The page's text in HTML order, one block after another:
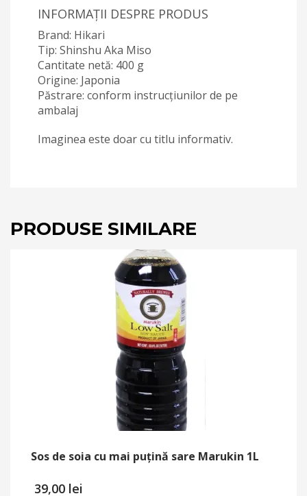
INFORMAȚII DESPRE PRODUS
Brand: Hikari
Tip: Shinshu Aka Miso
Cantitate netă: 400 g
Origine: Japonia
Păstrare: conform instrucțiunilor de pe
ambalaj
Imaginea este doar cu titlu informativ.
PRODUSE SIMILARE
Sos de soia cu mai puțină sare Marukin 1L
39,00 lei